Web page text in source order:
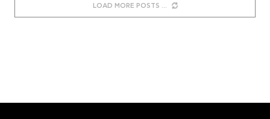
LOAD MORE POSTS